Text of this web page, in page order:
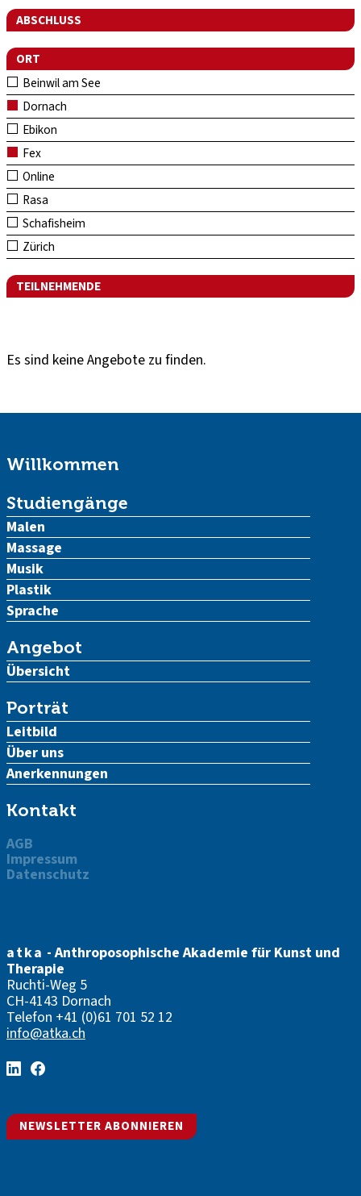
ABSCHLUSS
ORT
Beinwil am See
Dornach
Ebikon
Fex
Online
Rasa
Schafisheim
Zürich
TEILNEHMENDE
Es sind keine Angebote zu finden.
Willkommen
Studiengänge
Malen
Massage
Musik
Plastik
Sprache
Angebot
Übersicht
Porträt
Leitbild
Über uns
Anerkennungen
Kontakt
AGB
Impressum
Datenschutz
atka - Anthroposophische Akademie für Kunst und
Therapie
Ruchti-Weg 5
CH-4143 Dornach
Telefon +41 (0)61 701 52 12
info@atka.ch
NEWSLETTER ABONNIEREN